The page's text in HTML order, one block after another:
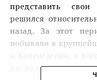
представить
решился
назад. За этот
побывали в
Англии.